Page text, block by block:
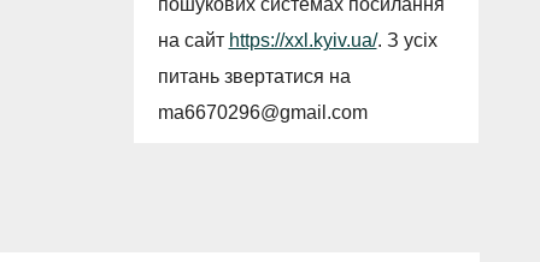
пошукових системах посилання
на сайт https://xxl.kyiv.ua/. З усіх
питань звертатися на
ma6670296@gmail.com